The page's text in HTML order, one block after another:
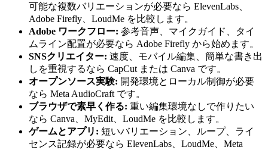
可能な複数バリエーションが必要なら ElevenLabs、
Adobe Firefly、LoudMe を比較します。
Adobe ワークフロー: 参考音声、マイクガイド、タイ
ムライン配置が必要なら Adobe Firefly から始めます。
SNSクリエイター: 速度、モバイル編集、簡単な書き出
しを重視するなら CapCut または Canva です。
オープンソース実験: 開発環境とローカル制御が必要
なら Meta AudioCraft です。
ブラウザで素早く作る: 重い編集環境なしで作りたい
なら Canva、MyEdit、LoudMe を比較します。
ゲームとアプリ: 短いバリエーション、ループ、ライ
センス記録が必要なら ElevenLabs、LoudMe、Meta